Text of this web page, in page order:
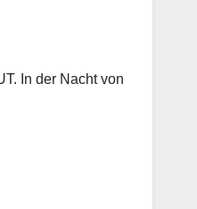
In der Nacht von